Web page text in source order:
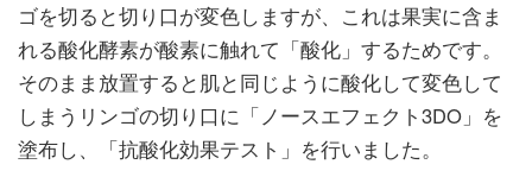
ゴを切ると切り口が変色しますが、これは果実に含ま
れる酸化酵素が酸素に触れて「酸化」するためです。
そのまま放置すると肌と同じように酸化して変色して
しまうリンゴの切り口に「ノースエフェクト3DO」を
塗布し、「抗酸化効果テスト」を行いました。